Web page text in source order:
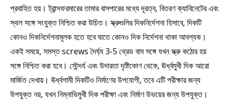
প্রবাহিত হয়। ট্রান্সফরমারের তামার বাসপারের মধ্যে দূরত্ব, বিতরণ ক্যাবিনেটের এবং
স্থল সঙ্গে সংযুক্ত নিশ্চিত করা উচিত। স্ক্রুগুলির দিকনির্দেশনা হিসাবে, দিকটি
কোনও দিকনির্দেশনামূলক হতে হবে যাতে কোনও দিক নির্দেশনা থাকা আবশ্যক।
একই সময়ে, সমস্ত screws দৈর্ঘ্য 3-5 থ্রেড বাম সঙ্গে যখন স্ক্রু কঠোর হয়
সঙ্গে নিশ্চিত করা হবে। সৌন্দর্য এবং উদারতা দৃষ্টিকোণ থেকে, ঊর্ধ্বমুখী দিক আরো
মার্জিত দেখায়। ঊর্ধ্বগামী দিকটিও নির্মাণের উপযোগী, তবে এটি পরীক্ষার জন্য
উপযুক্ত নয়, যখন নিম্নাভিমুখী দিক পরীক্ষা এবং নির্মাণ উভয়ের জন্য উপযুক্ত।